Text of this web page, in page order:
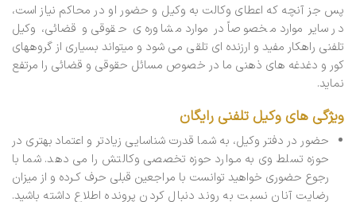
پس جز آنچه که اعطای وکالت به وکیل و حضور او در محاکم نیاز است،
در سایر موارد مخصوصاً در موارد مشاوره­ ی حقوقی و قضائی، وکیل
تلفنی راهکار مفید و ارزنده ای تلقی می ­شود و می­تواند بسیاری از گروه­های
کور و دغدغه­ های ذهنی ما در خصوص مسائل حقوقی و قضائی را مرتفع
نماید.
ویژگی های وکیل تلفنی رایگان
حضور در دفتر وکیل، به شما قدرت شناسایی زیادتر و اعتماد بهتری در
حوزه تسلط وی به مـوارد حوزه تخصصی وکالتش را می دهد. شما با
رجوع حضوری خواهید توانست با مراجعین قبلی حرف کـرده و از میزان
رضایت آنان نسبت به روند دنبال کردن پرونده اطلاع داشته باشید.